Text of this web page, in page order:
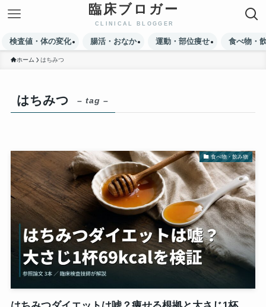
臨床ブロガー
検査値・体の変化 腸活・おなか 運動・部位痩せ 食べ物・
ホーム はちみつ
はちみつ – tag –
食べ物・飲み物